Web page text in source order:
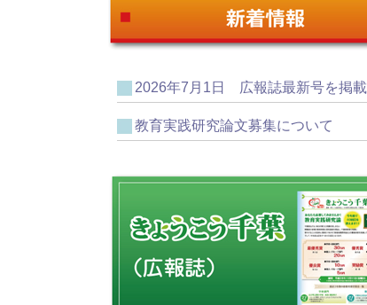
2026年7月1日 広報誌最新号を掲載
教育実践研究論文募集について